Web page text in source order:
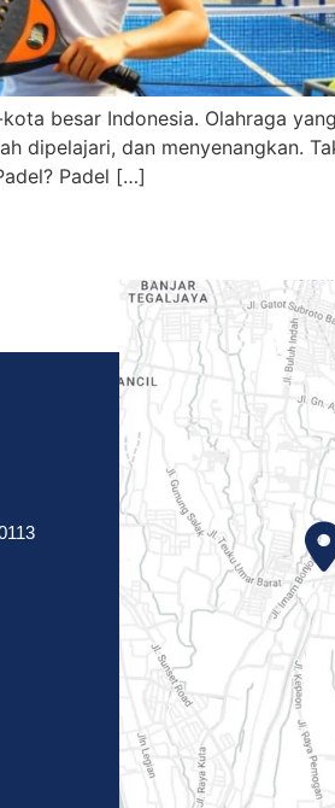
besar Indonesia. Olahraga
dipelajari, dan menyenangkan.
Padel […]